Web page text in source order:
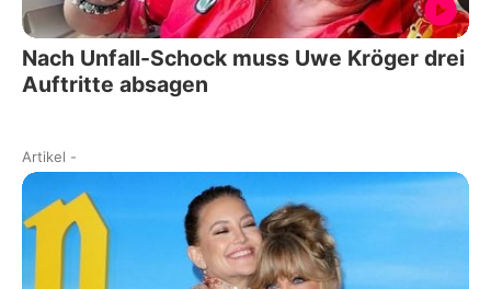
Nach Unfall-Schock muss Uwe Kröger drei
Auftritte absagen
Artikel -